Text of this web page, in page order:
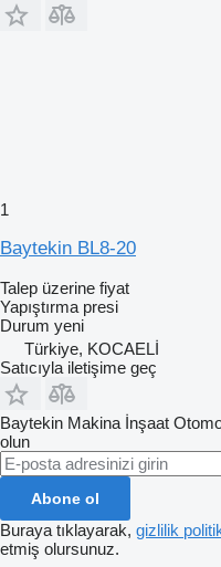
1
Baytekin BL8-20
Talep üzerine fiyat
Yapıştırma presi
Durum yeni
Türkiye, KOCAELİ
Satıcıyla iletişime geç
Baytekin Makina İnşaat
olun
Abone ol
Buraya tıklayarak, gizlilik
etmiş olursunuz.